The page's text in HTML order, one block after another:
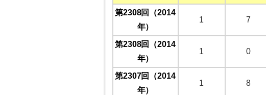
第2308回（2014
年）
1 7
第2308回（2014
年）
1 0
第2307回（2014
年）
1 8